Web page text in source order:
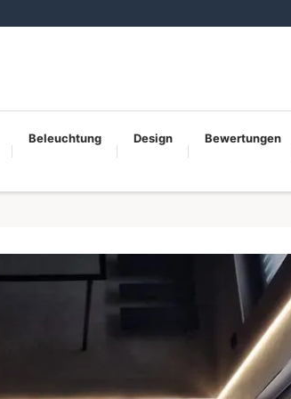
Beleuchtung Design Bewertungen